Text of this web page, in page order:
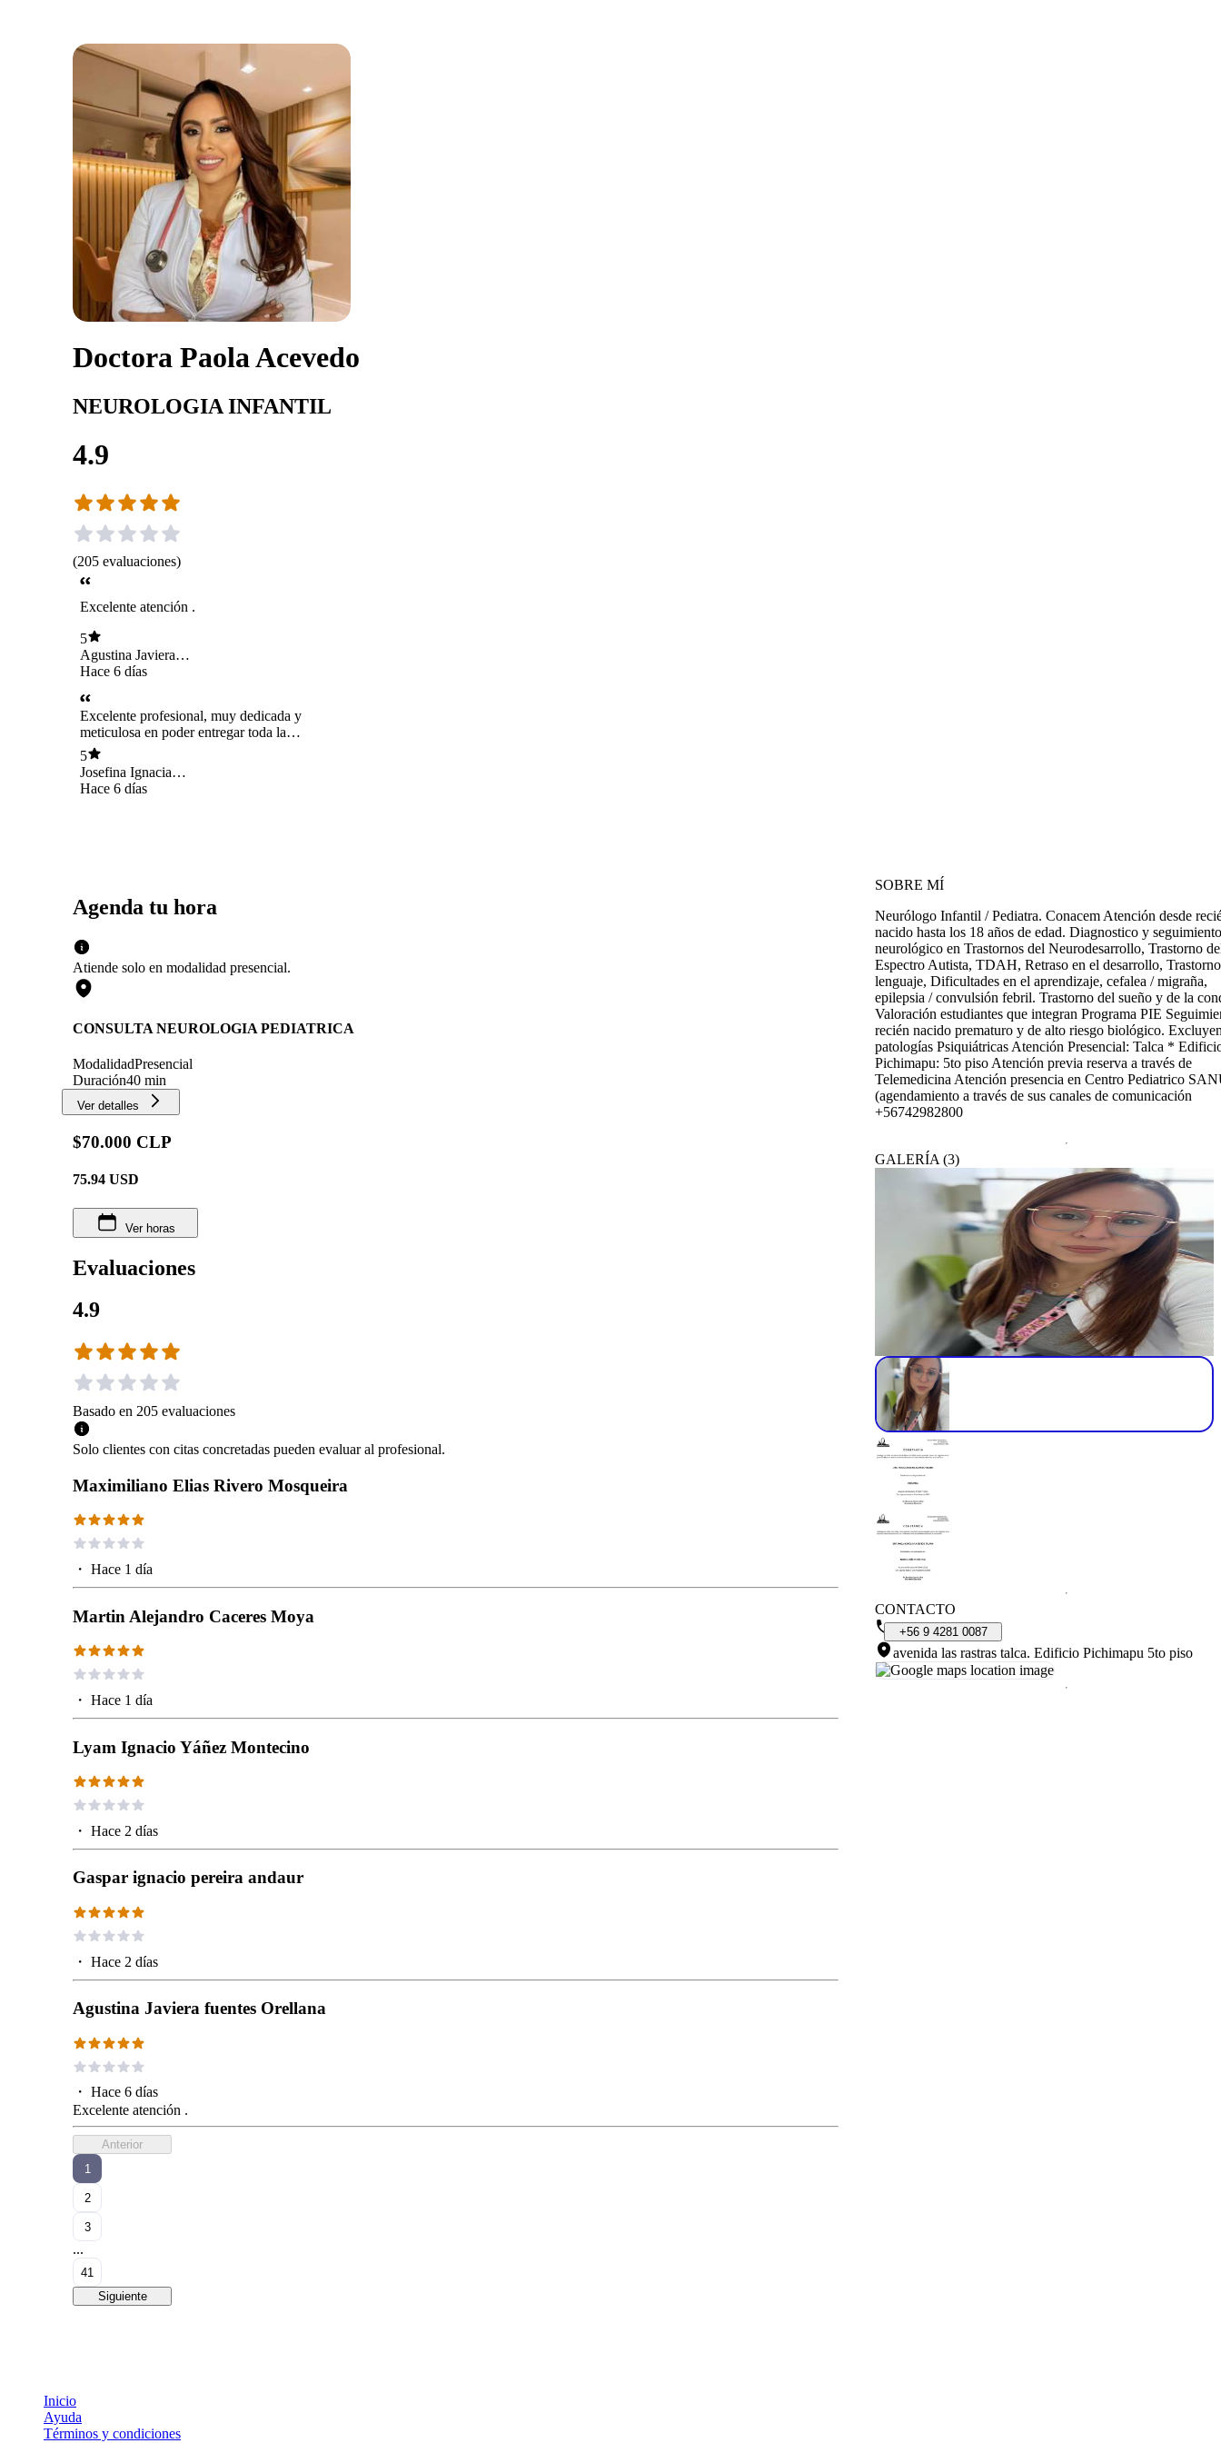
Doctora Paola Acevedo
NEUROLOGIA INFANTIL
4.9
(205 evaluaciones)
Excelente atención .
5
Agustina Javiera
fuentes Orellana
Hace 6 días
Excelente profesional, muy dedicada y
meticulosa en poder entregar toda la
información necesaria. Muy cálida y de buen
trato con adultos y niños.
5
Josefina Ignacia
Rojas Gonzalez
Hace 6 días
Agenda tu hora
Atiende solo en modalidad presencial.
CONSULTA NEUROLOGIA PEDIATRICA
ModalidadPresencial
Duración40 min
Ver detalles
$70.000 CLP
75.94 USD
Ver horas
Evaluaciones
4.9
Basado en 205 evaluaciones
Solo clientes con citas concretadas pueden evaluar al profesional.
Maximiliano Elias Rivero Mosqueira
・ Hace 1 día
Martin Alejandro Caceres Moya
・ Hace 1 día
Lyam Ignacio Yáñez Montecino
・ Hace 2 días
Gaspar ignacio pereira andaur
・ Hace 2 días
Agustina Javiera fuentes Orellana
・ Hace 6 días
Excelente atención .
Anterior
1
2
3
...
41
Siguiente
SOBRE MÍ
Neurólogo Infantil / Pediatra. Conacem Atención desde
nacido hasta los 18 años de edad. Diagnostico y seguimiento
neurológico en Trastornos del Neurodesarrollo, Trastorno
Espectro Autista, TDAH, Retraso en el desarrollo,
lenguaje, Dificultades en el aprendizaje, cefalea / migraña,
epilepsia / convulsión febril. Trastorno del sueño y de la
Valoración estudiantes que integran Programa PIE
recién nacido prematuro y de alto riesgo biológico.
patologías Psiquiátricas Atención Presencial: Talca *
Pichimapu: 5to piso Atención previa reserva a través de
Telemedicina Atención presencia en Centro Pediatrico
(agendamiento a través de sus canales de comunicación
+56742982800
GALERÍA (3)
CONTACTO
+56 9 4281 0087
avenida las rastras talca. Edificio Pichimapu 5to piso
Inicio
Ayuda
Términos y condiciones